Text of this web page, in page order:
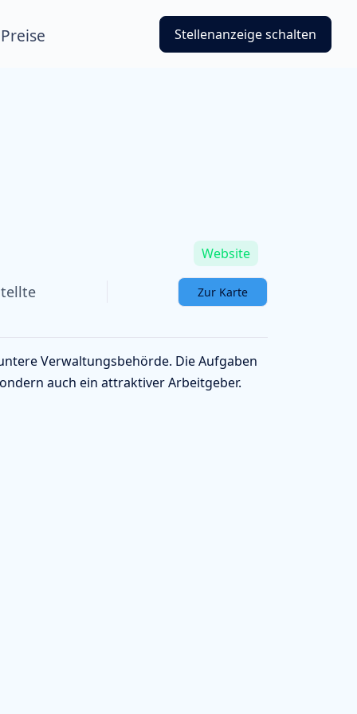
Preise Stellenanzeige schalten
Website
Zur Karte
Verwaltungsbehörde. Die Aufgaben
auch ein attraktiver Arbeitgeber.